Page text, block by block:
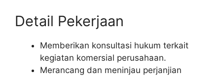
Detail Pekerjaan
Memberikan konsultasi hukum terkait
kegiatan komersial perusahaan.
Merancang dan meninjau perjanjian